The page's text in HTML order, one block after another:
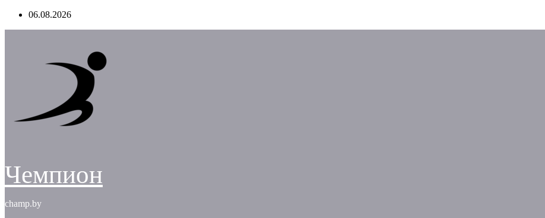
Перейти06.08.2026
Чемпион
champ.by